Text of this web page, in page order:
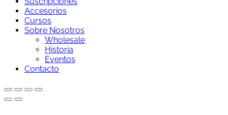
Accesorios
Cursos
Sobre Nosotros
Wholesale
Historia
Eventos
Contacto